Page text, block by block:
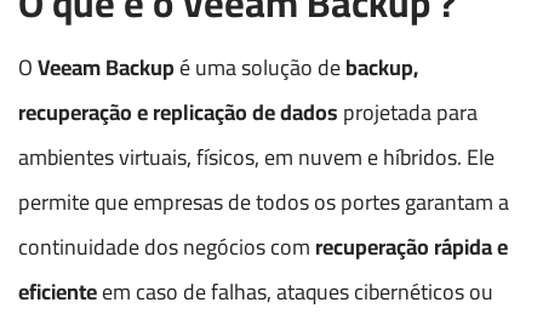
OVeeam Backupé uma solução debackup,
recuperação e replicação de dadosprojetada para
ambientes virtuais, físicos, em nuvem e híbridos. Ele
permite que empresas de todos os portes garantam a
continuidade dos negócios comrecuperação rápida e
eficienteem caso de falhas, ataques cibernéticos ou